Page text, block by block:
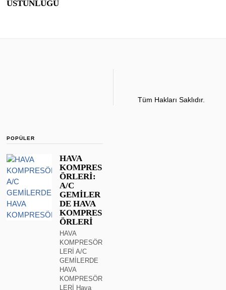
ÜSTÜNLÜĞÜ
Tüm Hakları Saklıdır.
POPÜLER
HAVA
KOMPRES
ÖRLERİ:
A/C
GEMİLER
DE HAVA
KOMPRES
ÖRLERİ
HAVA
KOMPRESÖR
LERİ A/C
GEMİLERDE
HAVA
KOMPRESÖR
LERİ Hava